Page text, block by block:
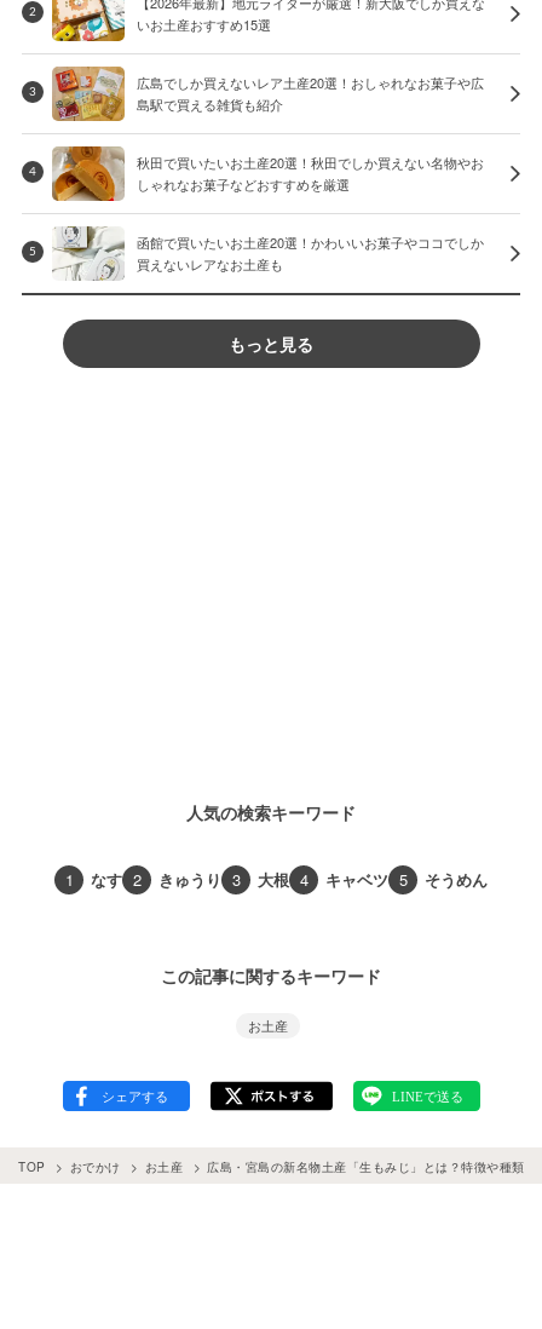
2
いお土産おすすめ15選
3
広島でしか買えないレア土産20選！おしゃれなお菓子や広
島駅で買える雑貨も紹介
4
秋田で買いたいお土産20選！秋田でしか買えない名物やお
しゃれなお菓子などおすすめを厳選
5
函館で買いたいお土産20選！かわいいお菓子やココでしか
買えないレアなお土産も
もっと見る
人気の検索キーワード
1 なす 2 きゅうり 3 大根 4 キャベツ 5 そうめん
この記事に関するキーワード
お土産
TOP おでかけ お土産 広島・宮島の新名物土産「生もみじ」とは？特徴や種類